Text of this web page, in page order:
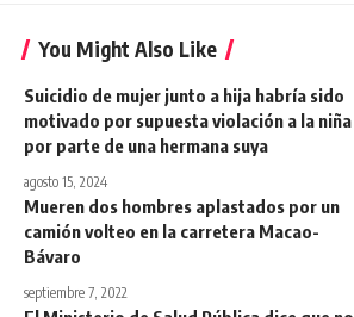
You Might Also Like
Suicidio de mujer junto a hija habría sido
motivado por supuesta violación a la niña
por parte de una hermana suya
agosto 15, 2024
Mueren dos hombres aplastados por un
camión volteo en la carretera Macao-
Bávaro
septiembre 7, 2022